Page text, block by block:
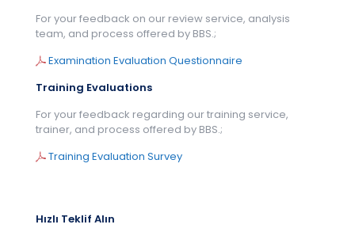
For your feedback on our review service, analysis
team, and process offered by BBS.;
Examination Evaluation Questionnaire
Training Evaluations
For your feedback regarding our training service,
trainer, and process offered by BBS.;
Training Evaluation Survey
Hızlı Teklif Alın